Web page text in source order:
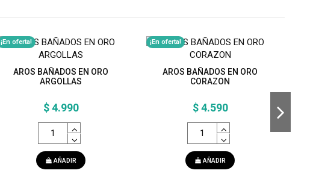
¡En oferta!
AROS BAÑADOS EN ORO
ARGOLLAS
$ 4.990
AÑADIR
¡En oferta!
AROS BAÑADOS EN ORO
CORAZON
$ 4.590
AÑADIR